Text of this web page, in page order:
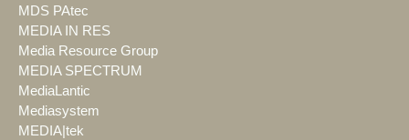
MDS PAtec
MEDIA IN RES
Media Resource Group
MEDIA SPECTRUM
MediaLantic
Mediasystem
MEDIA|tek